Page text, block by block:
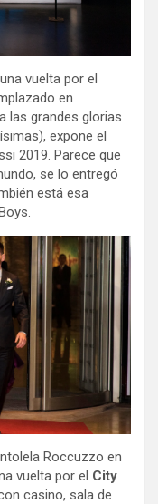
vuelta por el
en
las grandes glorias
expone el
2019. Parece que
se lo entregó
está esa
Roccuzzo en
vuelta por el City
casino, sala de